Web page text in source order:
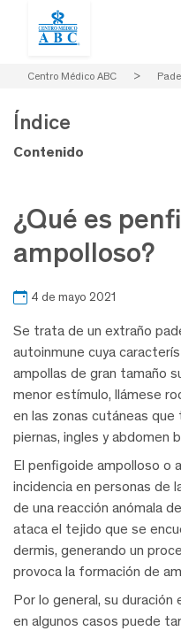
Centro Médico ABC >
¿Qué es
ampolloso?
4 de mayo 2021
Se trata de un extraño
autoinmune cuya
ampollas de gran tamaño
menor estímulo, llámese
en las zonas cutáneas
piernas, ingles y abdomen
El penfigoide ampolloso o
incidencia en personas de
de una reacción anómala
ataca el tejido que se
dermis, generando un
provoca la formación de
Por lo general, su
en algunos casos puede
Índice
Contenido